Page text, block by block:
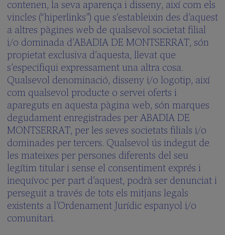
contenen, la seva aparença i disseny, així com els
vincles (“hiperlinks”) que s’estableixin des d’aquest
a altres pàgines web de qualsevol societat filial
i/o dominada d’ABADIA DE MONTSERRAT, són
propietat exclusiva d’aquesta, llevat que
s’especifiqui expressament una altra cosa.
Qualsevol denominació, disseny i/o logotip, així
com qualsevol producte o servei oferts i
apareguts en aquesta pàgina web, són marques
degudament enregistrades per ABADIA DE
MONTSERRAT, per les seves societats filials i/o
dominades per tercers. Qualsevol ús indegut de
les mateixes per persones diferents del seu
legítim titular i sense el consentiment exprés i
inequívoc per part d’aquest, podrà ser denunciat i
perseguit a través de tots els mitjans legals
existents a l’Ordenament Jurídic espanyol i/o
comunitari.